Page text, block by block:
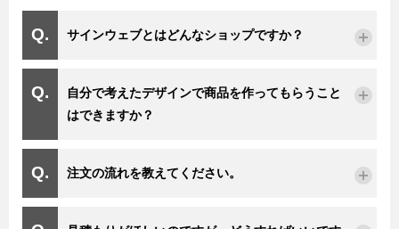
サインウェブとはどんなショップですか？
自分で考えたデザインで商品を作ってもらうこと
はできますか？
注文の流れを教えてください。